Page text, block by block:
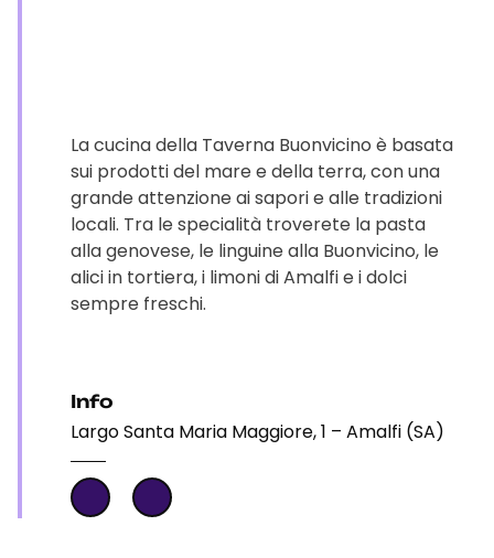
La cucina della Taverna Buonvicino è basata
sui prodotti del mare e della terra, con una
grande attenzione ai sapori e alle tradizioni
locali. Tra le specialità troverete la pasta
alla genovese, le linguine alla Buonvicino, le
alici in tortiera, i limoni di Amalfi e i dolci
sempre freschi.
Info
Largo Santa Maria Maggiore, 1 – Amalfi (SA)